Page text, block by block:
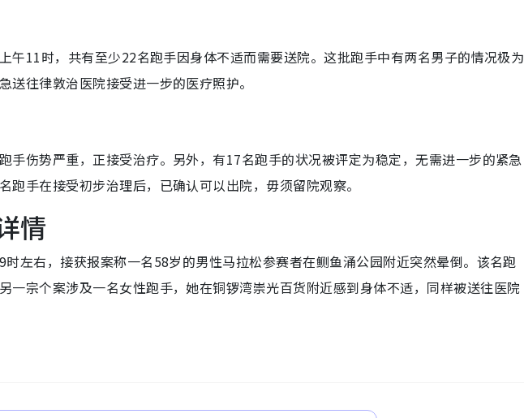
午11时，共有至少22名跑手因身体不适而需要送院。这批跑手中有两名男子的情况极为
送往律敦治医院接受进一步的医疗照护。
手伤势严重，正接受治疗。另外，有17名跑手的状况被评定为稳定，无需进一步的紧急
跑手在接受初步治理后，已确认可以出院，毋须留院观察。
情
左右，接获报案称一名58岁的男性马拉松参赛者在鲗鱼涌公园附近突然晕倒。该名跑
一宗个案涉及一名女性跑手，她在铜锣湾崇光百货附近感到身体不适，同样被送往医院